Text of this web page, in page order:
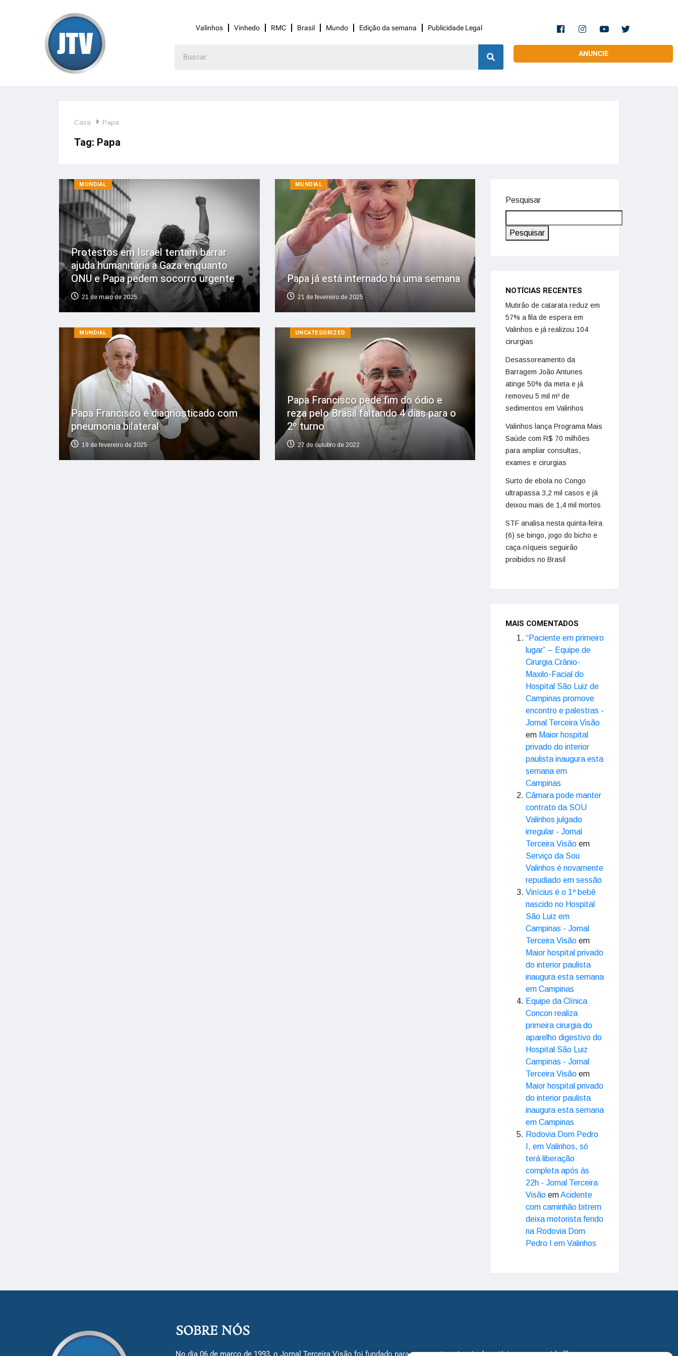
Valinhos Vinhedo RMC Brasil Mundo Edição da semana Publicidade Legal
ANUNCIE
Casa Papa
Tag: Papa
MUNDIAL
Protestos em Israel tentam barrar
ajuda humanitária a Gaza enquanto
ONU e Papa pedem socorro urgente
21 de maio de 2025
MUNDIAL
Papa já está internado há uma semana
21 de fevereiro de 2025
MUNDIAL
Papa Francisco é diagnosticado com
pneumonia bilateral
19 de fevereiro de 2025
UNCATEGORIZED
Papa Francisco pede fim do ódio e
reza pelo Brasil faltando 4 dias para o
2º turno
27 de outubro de 2022
Pesquisar
Pesquisar
NOTÍCIAS RECENTES
Mutirão de catarata reduz em
57% a fila de espera em
Valinhos e já realizou 104
cirurgias
Desassoreamento da
Barragem João Antunes
atinge 50% da meta e já
removeu 5 mil m³ de
sedimentos em Valinhos
Valinhos lança Programa Mais
Saúde com R$ 70 milhões
para ampliar consultas,
exames e cirurgias
Surto de ebola no Congo
ultrapassa 3,2 mil casos e já
deixou mais de 1,4 mil mortos
STF analisa nesta quinta-feira
(6) se bingo, jogo do bicho e
caça-níqueis seguirão
proibidos no Brasil
MAIS COMENTADOS
“Paciente em primeiro
lugar” – Equipe de
Cirurgia Crânio-
Maxilo-Facial do
Hospital São Luiz de
Campinas promove
encontro e palestras -
Jornal Terceira Visão
em Maior hospital
privado do interior
paulista inaugura esta
semana em
Campinas
Câmara pode manter
contrato da SOU
Valinhos julgado
irregular - Jornal
Terceira Visão em
Serviço da Sou
Valinhos é novamente
repudiado em sessão
Vinícius é o 1º bebê
nascido no Hospital
São Luiz em
Campinas - Jornal
Terceira Visão em
Maior hospital privado
do interior paulista
inaugura esta semana
em Campinas
Equipe da Clínica
Concon realiza
primeira cirurgia do
aparelho digestivo do
Hospital São Luiz
Campinas - Jornal
Terceira Visão em
Maior hospital privado
do interior paulista
inaugura esta semana
em Campinas
Rodovia Dom Pedro
I, em Valinhos, só
terá liberação
completa após às
22h - Jornal Terceira
Visão emAcidente
com caminhão bitrem
deixa motorista ferido
na Rodovia Dom
Pedro I em Valinhos
SOBRE NÓS
No dia 06 de março de 1993, o Jornal Terceira Visão foi fundado para ser uma terceira via de notícias para os cidadãos